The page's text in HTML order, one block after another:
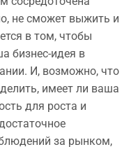
не сможет выжить и
в том, чтобы
бизнес-идея в
И, возможно, что
имеет ли ваша
для роста и
за рынком,